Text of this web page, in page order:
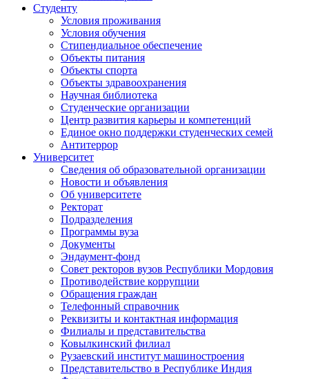
Студенту
Условия проживания
Условия обучения
Стипендиальное обеспечение
Объекты питания
Объекты спорта
Объекты здравоохранения
Научная библиотека
Студенческие организации
Центр развития карьеры и компетенций
Единое окно поддержки студенческих семей
Антитеррор
Университет
Сведения об образовательной организации
Новости и объявления
Об университете
Ректорат
Подразделения
Программы вуза
Документы
Эндаумент-фонд
Совет ректоров вузов Республики Мордовия
Противодействие коррупции
Обращения граждан
Телефонный справочник
Реквизиты и контактная информация
Филиалы и представительства
Ковылкинский филиал
Рузаевский институт машиностроения
Представительство в Республике Индия